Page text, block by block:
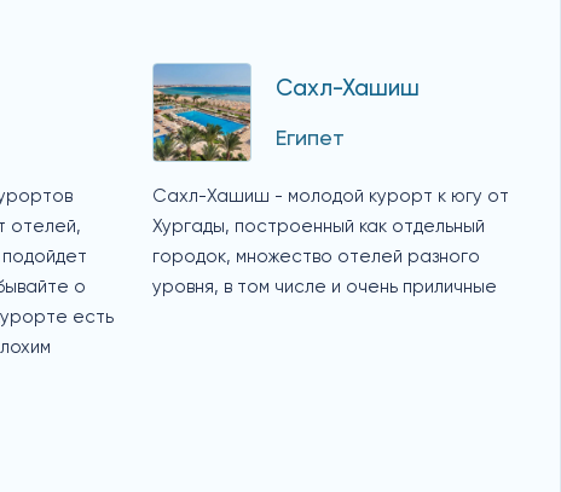
отелей,
о
есть
Сахл-Хашиш
Египет
Сахл-Хашиш - молодой курорт к югу от
Хургады, построенный как отдельный
городок, множество отелей разного
уровня, в том числе и очень приличные